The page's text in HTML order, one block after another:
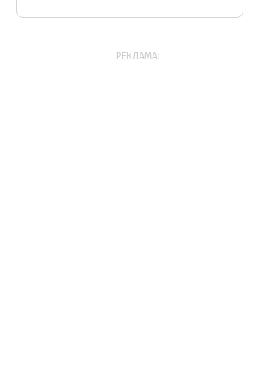
РЕКЛАМА: